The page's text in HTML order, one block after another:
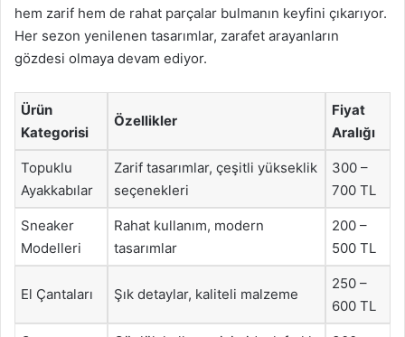
hem zarif hem de rahat parçalar bulmanın keyfini çıkarıyor.
Her sezon yenilenen tasarımlar, zarafet arayanların
gözdesi olmaya devam ediyor.
Ürün
Kategorisi
Özellikler
Fiyat
Aralığı
Topuklu
Ayakkabılar
Zarif tasarımlar, çeşitli yükseklik
seçenekleri
300 –
700 TL
Sneaker
Modelleri
Rahat kullanım, modern
tasarımlar
200 –
500 TL
El Çantaları Şık detaylar, kaliteli malzeme
250 –
600 TL